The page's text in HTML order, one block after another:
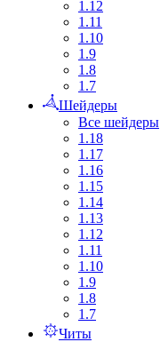
1.12
1.11
1.10
1.9
1.8
1.7
Шейдеры
Все шейдеры
1.18
1.17
1.16
1.15
1.14
1.13
1.12
1.11
1.10
1.9
1.8
1.7
Читы